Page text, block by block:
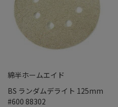
綿半ホームエイド
BS ランダムデライト 125mm
#600 88302